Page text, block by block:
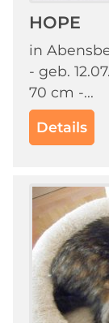
HOPE
in
- geb.
70 cm -...
Details